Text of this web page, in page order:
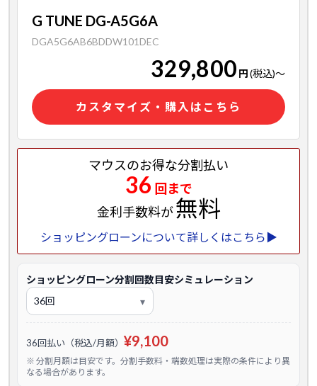
G TUNE DG-A5G6A
DGA5G6AB6BDDW101DEC
329,800 円(税込)～
カスタマイズ・購入はこちら
マウスのお得な分割払い
36 回まで
金利手数料が無料
ショッピングローンについて詳しくはこちら▶
ショッピングローン分割回数目安シミュレーション
36回払い（税込/月額） ¥9,100
※ 分割月額は目安です。分割手数料・端数処理は実際の条件により異
なる場合があります。